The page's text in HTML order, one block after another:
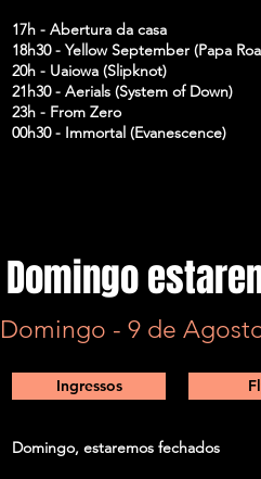
17h - Abertura da casa
18h30 - Yellow September (Papa
20h - Uaiowa (Slipknot)
21h30 - Aerials (System of Down)
23h - From Zero
00h30 - Immortal (Evanescence)
Domingo
Domingo - 9 de
Ingressos
Domingo, estaremos fechados